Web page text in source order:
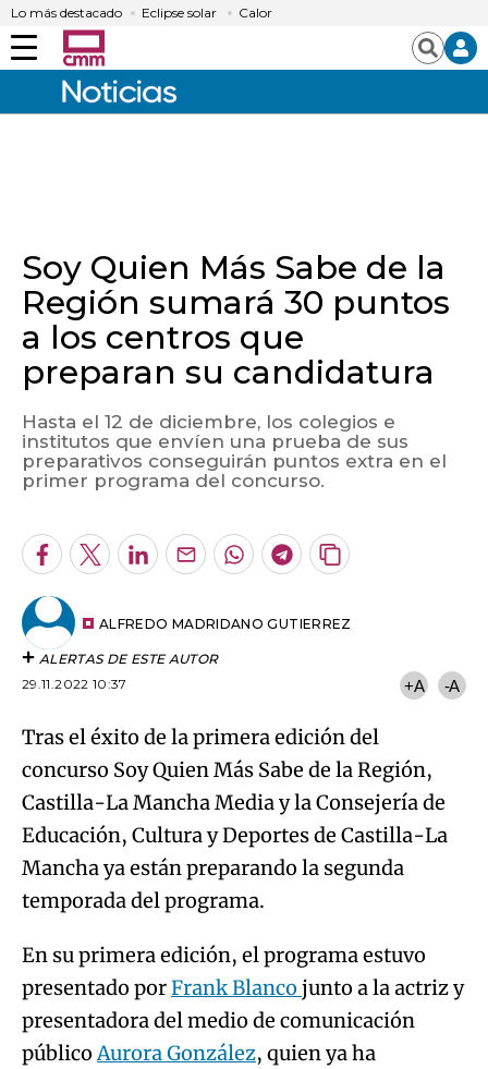
Lo más destacado Eclipse solar Calor
Menú Buscar
preparan su candidatura
Hasta el 12 de diciembre, los colegios e
institutos que envíen una prueba de sus
preparativos conseguirán puntos extra en el
primer programa del concurso.
Algo salió mal.
An error occurred, please try again later.
Try again
Facebook
TwitterLinkedInEnviar
por
WhatsappTelegram
Copiar
URL
ALERTAS DE ESTE AUTOR
29.11.2022 10:37
Tras el éxito de la primera edición del
concurso Soy Quien Más Sabe de la Región,
Castilla-La Mancha Media y la Consejería de
Educación, Cultura y Deportes de Castilla-La
Mancha ya están preparando la segunda
temporada del programa.
En su primera edición, el programa estuvo
presentado porFrank Blanco junto a la actriz y
presentadora del medio de comunicación
públicoAurora González, quien ya ha
confirmado que repetirá en la nueva edición y
es la encargada de invitar a los centros a
participar en esta segunda convocatoria.
Algo salió mal.
An error occurred, please try again later.